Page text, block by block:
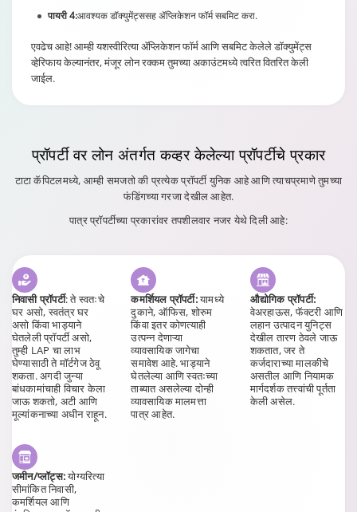
पायरी 4:आवश्यक डॉक्युमेंट्ससह ॲप्लिकेशन फॉर्म सबमिट करा.
एवढेच आहे! आम्ही यशस्वीरित्या ॲप्लिकेशन फॉर्म आणि सबमिट केलेले डॉक्युमेंट्स
व्हेरिफाय केल्यानंतर, मंजूर लोन रक्कम तुमच्या अकाउंटमध्ये त्वरित वितरित केली
जाईल.
प्रॉपर्टी वर लोन अंतर्गत कव्हर केलेल्या प्रॉपर्टीचे प्रकार
टाटा कॅपिटलमध्ये, आम्ही समजतो की प्रत्येक प्रॉपर्टी युनिक आहे आणि त्याचप्रमाणे तुमच्या
फंडिंगच्या गरजा देखील आहेत.
पात्र प्रॉपर्टीच्या प्रकारांवर तपशीलवार नजर येथे दिली आहे:
निवासी प्रॉपर्टी: ते स्वतःचे
घर असो, स्वतंत्र घर
असो किंवा भाड्याने
घेतलेली प्रॉपर्टी असो,
तुम्ही LAP चा लाभ
घेण्यासाठी ते मॉर्टगेज ठेवू
शकता. अगदी जुन्या
बांधकामांचाही विचार केला
जाऊ शकतो, अटी आणि
मूल्यांकनाच्या अधीन राहून.
कमर्शियल प्रॉपर्टी:यामध्ये
दुकाने, ऑफिस, शोरुम
किंवा इतर कोणत्याही
उत्पन्न देणाऱ्या
व्यावसायिक जागेचा
समावेश आहे. भाड्याने
घेतलेल्या आणि स्वतःच्या
ताब्यात असलेल्या दोन्ही
व्यावसायिक मालमत्ता
पात्र आहेत.
औद्योगिक प्रॉपर्टी:
वेअरहाऊस, फॅक्टरी आणि
लहान उत्पादन युनिट्स
देखील तारण ठेवले जाऊ
शकतात, जर ते
कर्जदाराच्या मालकीचे
असतील आणि नियामक
मार्गदर्शक तत्त्वांची पूर्तता
केली असेल.
जमीन/प्लॉट्स:योग्यरित्या
सीमांकित निवासी,
कमर्शियल आणि